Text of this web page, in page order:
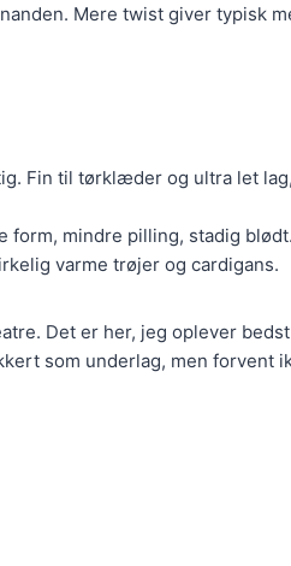
Mere twist giver typisk
Fin til tørklæder og ultra let
form, mindre pilling, stadig
varme trøjer og cardigans.
Det er her, jeg oplever
som underlag, men forvent